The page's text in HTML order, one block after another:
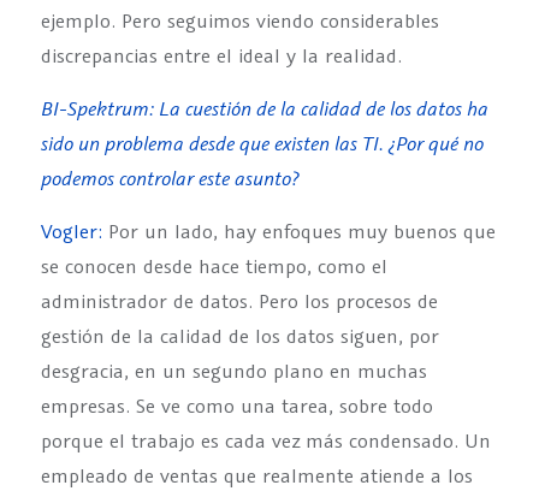
ejemplo. Pero seguimos viendo considerables
discrepancias entre el ideal y la realidad.
BI-Spektrum: La cuestión de la calidad de los datos ha
sido un problema desde que existen las TI. ¿Por qué no
podemos controlar este asunto?
Vogler: Por un lado, hay enfoques muy buenos que
se conocen desde hace tiempo, como el
administrador de datos. Pero los procesos de
gestión de la calidad de los datos siguen, por
desgracia, en un segundo plano en muchas
empresas. Se ve como una tarea, sobre todo
porque el trabajo es cada vez más condensado. Un
empleado de ventas que realmente atiende a los